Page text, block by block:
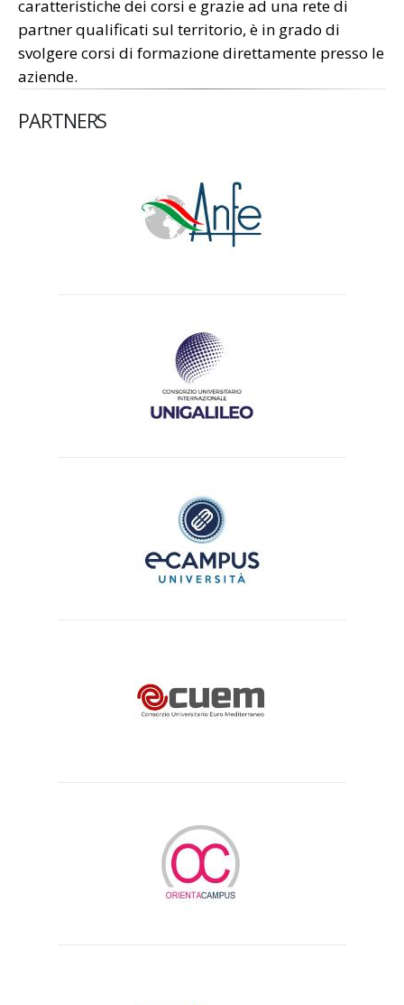
caratteristiche dei corsi e grazie ad una rete di
partner qualificati sul territorio, è in grado di
svolgere corsi di formazione direttamente presso le
aziende.
PARTNERS